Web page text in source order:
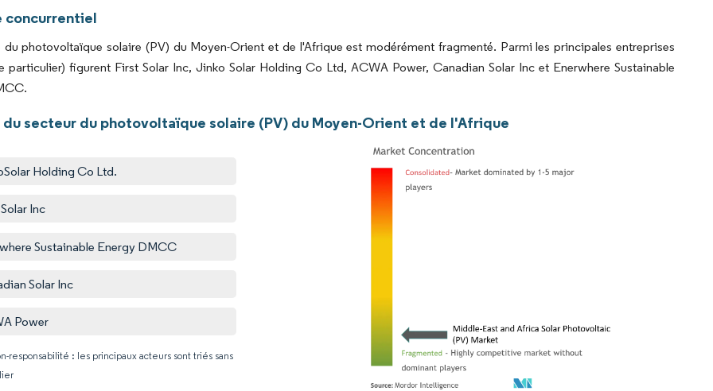
concurrentiel
du photovoltaïque solaire (PV) du Moyen-Orient et de l'Afrique est modérément fragmenté. Parmi les principales entreprises
particulier) figurent First Solar Inc, Jinko Solar Holding Co Ltd, ACWA Power, Canadian Solar Inc et Enerwhere Sustainable
du secteur du photovoltaïque solaire (PV) du Moyen-Orient et de l'Afrique
Holding Co Ltd.
Inc
Sustainable Energy DMCC
Solar Inc
Power
responsabilité : les principaux acteurs sont triés sans